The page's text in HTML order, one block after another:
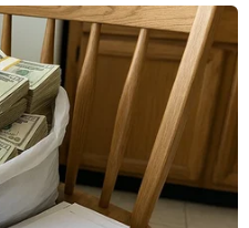
mắm U Minh
#Kỷ lục Việt Nam